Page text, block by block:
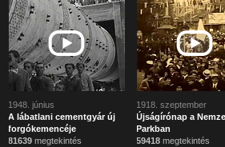
1948. június
A lábatlani cementgyár új
forgókemencéje
81639 megtekintés
1918. szeptember
Újságírónap a
Parkban
59418 megtekintés